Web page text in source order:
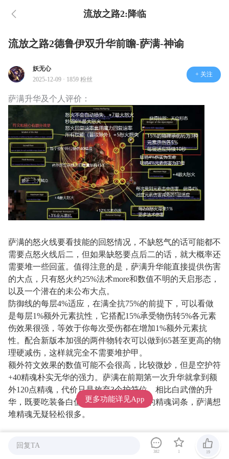
流放之路2:降临
流放之路2德鲁伊双升华前瞻-萨满-神谕
妖无心
2025-12-09 · 1859 粉丝
+ 关注
萨满升华及个人评价：
萨满的怒火线要看技能的回怒情况，不缺怒气的话可能都不
需要点怒火线后二，但如果缺怒要点后二的话，就大概率还
需要堆一些回蓝。值得注意的是，萨满升华能直接提供伤害
的大点，只有怒火约25%法术more和数值不明的天启形态，
以及一个潜在的未公布大点。
防御线的每层4%适应，在满全抗75%的前提下，可以看做
是每层1%额外元素抗性，它搭配15%承受物伤转5%各元素
伤效果很强，等效于你每次受伤都在增加1%额外元素抗
性。配合新版本加强的两件物转衣可以做到65甚至更高的物
理硬减伤，这样就完全不需要堆护甲。
额外符文效果的数值可能不会很高，比较微妙，但是空护符
+40精魂朴实无华的强力。萨满在前期第一次升华就拿到额
外120点精魂，代价只是放弃3个护符位。相比白武僧的升
华，既要吃装备白值，又得放弃装备上的精魂词条，萨满想
堆精魂无疑轻松很多。
回复TA
382 1 19
更多功能详见App